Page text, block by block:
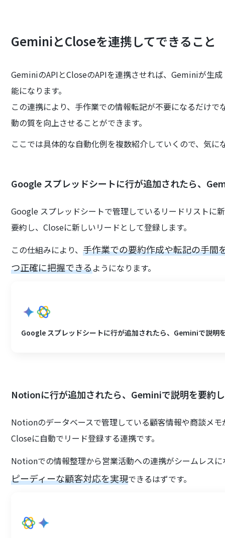
GeminiとCloseを連携してできること
GeminiのAPIとCloseのAPIを連携させれば、Geminiが生
能になります。
この連携により、手作業での情報転記が不要になるだけ
動の質を向上させることができます。
ここでは具体的な自動化例を複数紹介していくので、気
Google スプレッドシートに行が追加されたら、
Google スプレッドシートで管理しているリードリストに
要約し、Closeに新しいリードとして登録します。
この仕組みにより、手作業での要約作成や転記の手間
つ正確に把握できるようになります。
Google スプレッドシートに行が追加されたら、Geminiで説明
Notionに行が追加されたら、Geminiで説明を要約
Notionのデータベースで管理している顧客情報や商談メ
Closeに自動でリード登録する連携です。
Notionでの情報整理から営業活動への連携がシームレス
ピーディーな顧客対応を実現できるはずです。